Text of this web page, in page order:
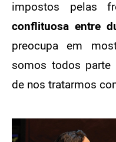
impostos pelas
conflituosa entre
preocupa em
somos todos parte
de nos tratarmos